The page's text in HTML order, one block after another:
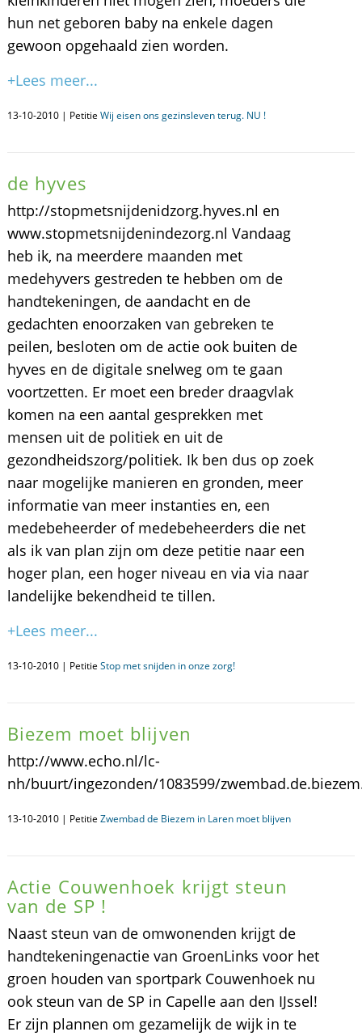
hun net geboren baby na enkele dagen
gewoon opgehaald zien worden.
+Lees meer...
13-10-2010 | Petitie Wij eisen ons gezinsleven terug. NU !
de hyves
http://stopmetsnijdenidzorg.hyves.nl en
www.stopmetsnijdenindezorg.nl Vandaag
heb ik, na meerdere maanden met
medehyvers gestreden te hebben om de
handtekeningen, de aandacht en de
gedachten enoorzaken van gebreken te
peilen, besloten om de actie ook buiten de
hyves en de digitale snelweg om te gaan
voortzetten. Er moet een breder draagvlak
komen na een aantal gesprekken met
mensen uit de politiek en uit de
gezondheidszorg/politiek. Ik ben dus op zoek
naar mogelijke manieren en gronden, meer
informatie van meer instanties en, een
medebeheerder of medebeheerders die net
als ik van plan zijn om deze petitie naar een
hoger plan, een hoger niveau en via via naar
landelijke bekendheid te tillen.
+Lees meer...
13-10-2010 | Petitie Stop met snijden in onze zorg!
Biezem moet blijven
http://www.echo.nl/lc-
nh/buurt/ingezonden/1083599/
13-10-2010 | Petitie Zwembad de Biezem in Laren moet blijven
Actie Couwenhoek krijgt steun
van de SP !
Naast steun van de omwonenden krijgt de
handtekeningenactie van GroenLinks voor het
groen houden van sportpark Couwenhoek nu
ook steun van de SP in Capelle aan den IJssel!
Er zijn plannen om gezamelijk de wijk in te